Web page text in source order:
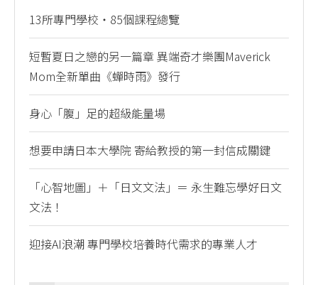
13所專門學校・85個課程總覽
短暫夏日之戀的另一篇章 異端奇才樂團Maverick
Mom全新單曲《蟬時雨》發行
身心「腹」足的超級能量場
想要申請日本大學院 寄給教授的第一封信成關鍵
「心智地圖」＋「日文文法」＝ 永生難忘學好日文
文法！
迎接AI浪潮 專門學校培養時代需求的專業人才